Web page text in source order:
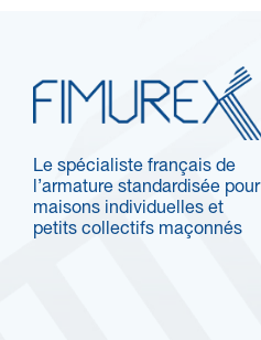
Le spécialiste français de
l’armature standardisée pour
maisons individuelles et
petits collectifs maçonnés